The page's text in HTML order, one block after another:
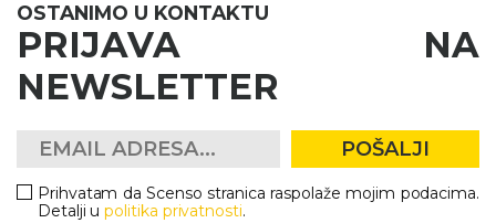
OSTANIMO U KONTAKTU
PRIJAVA NA
NEWSLETTER
POŠALJI
Prihvatam da Scenso stranica raspolaže mojim podacima.
Detalji upolitika privatnosti.